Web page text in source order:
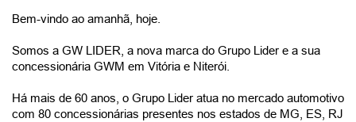
Bem-vindo ao amanhã, hoje.
Somos a GW LIDER, a nova marca do Grupo Lider e a sua
concessionária GWM em Vitória e Niterói.
Há mais de 60 anos, o Grupo Lider atua no mercado automotivo
com 80 concessionárias presentes nos estados de MG, ES, RJ